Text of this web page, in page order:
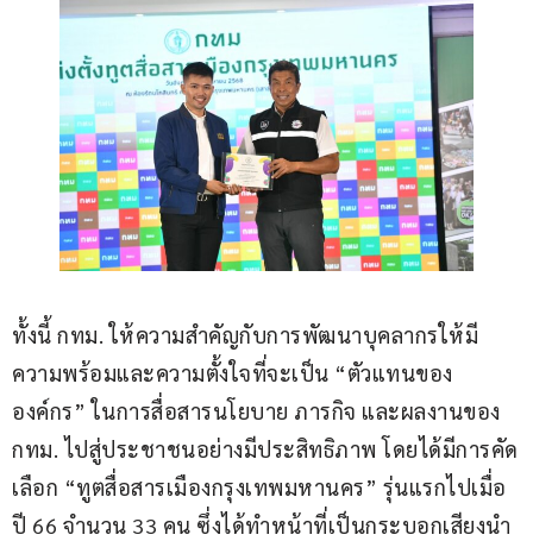
ทั้งนี้ กทม. ให้ความสำคัญกับการพัฒนาบุคลากรให้มี
ความพร้อมและความตั้งใจที่จะเป็น “ตัวแทนของ
องค์กร” ในการสื่อสารนโยบาย ภารกิจ และผลงานของ
กทม. ไปสู่ประชาชนอย่างมีประสิทธิภาพ โดยได้มีการคัด
เลือก “ทูตสื่อสารเมืองกรุงเทพมหานคร” รุ่นแรกไปเมื่อ
ปี 66 จำนวน 33 คน ซึ่งได้ทำหน้าที่เป็นกระบอกเสียงนำ